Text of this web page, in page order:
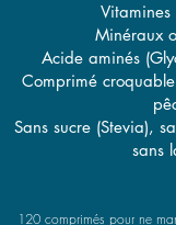
Vitamines
Minéraux
Acide aminés
Comprimé
Sans sucre (Stevia),
sans
120 comprimés pour ne